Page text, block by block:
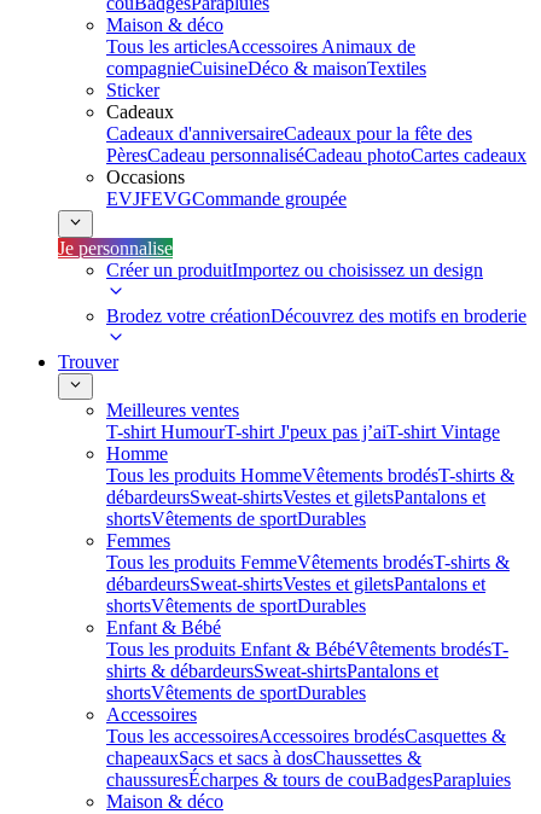
Maison & déco
Tous les articlesAccessoires Animaux de
compagnieCuisineDéco & maisonTextiles
Sticker
Cadeaux
Cadeaux d'anniversaireCadeaux pour la fête des
PèresCadeau personnaliséCadeau photoCartes cadeaux
Occasions
EVJFEVGCommande groupée
Je personnalise
Créer un produitImportez ou choisissez un design
Brodez votre créationDécouvrez des motifs en broderie
Trouver
Meilleures ventes
T-shirt HumourT-shirt J'peux pas j’aiT-shirt Vintage
Homme
Tous les produits HommeVêtements brodésT-shirts &
débardeursSweat-shirtsVestes et giletsPantalons et
shortsVêtements de sportDurables
Femmes
Tous les produits FemmeVêtements brodésT-shirts &
débardeursSweat-shirtsVestes et giletsPantalons et
shortsVêtements de sportDurables
Enfant & Bébé
Tous les produits Enfant & BébéVêtements brodésT-
shirts & débardeursSweat-shirtsPantalons et
shortsVêtements de sportDurables
Accessoires
Tous les accessoiresAccessoires brodésCasquettes &
chapeauxSacs et sacs à dosChaussettes &
chaussuresÉcharpes & tours de couBadgesParapluies
Maison & déco